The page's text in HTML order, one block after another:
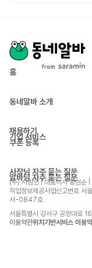
홈
동네알바 소개
채용하기
기업 서비스
쿠폰 등록
사장님 자주 묻는 질문
알바님 자주 묻는 질문
(주) 사람인 | 대표이사 황현
직업정보제공사업신고번호
서-0847호
서울특별시 강서구 공항대로
이용약관위치기반서비스 이용